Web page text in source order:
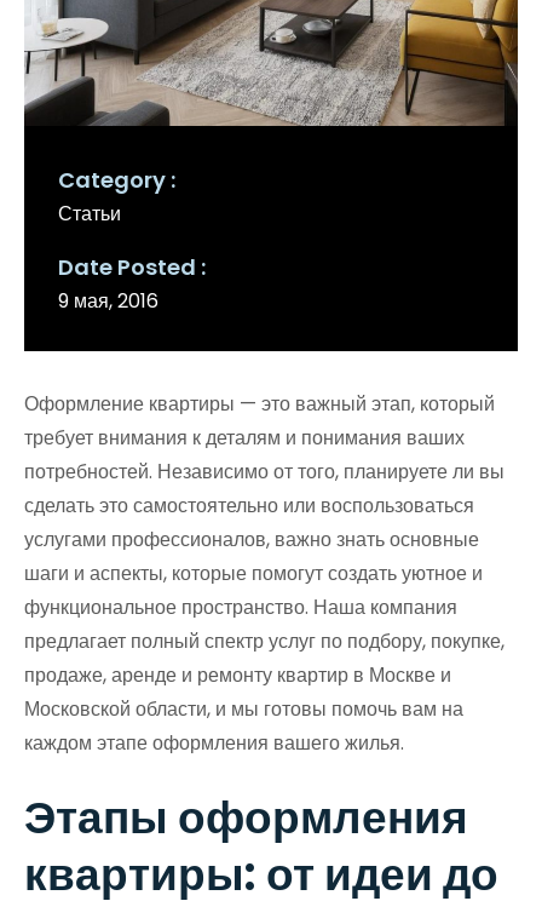
Category
Статьи
Date Posted
9 мая, 2016
Оформление квартиры — это важный этап, который
требует внимания к деталям и понимания ваших
потребностей. Независимо от того, планируете ли вы
сделать это самостоятельно или воспользоваться
услугами профессионалов, важно знать основные
шаги и аспекты, которые помогут создать уютное и
функциональное пространство. Наша компания
предлагает полный спектр услуг по подбору, покупке,
продаже, аренде и ремонту квартир в Москве и
Московской области, и мы готовы помочь вам на
каждом этапе оформления вашего жилья.
Этапы оформления
квартиры: от идеи до